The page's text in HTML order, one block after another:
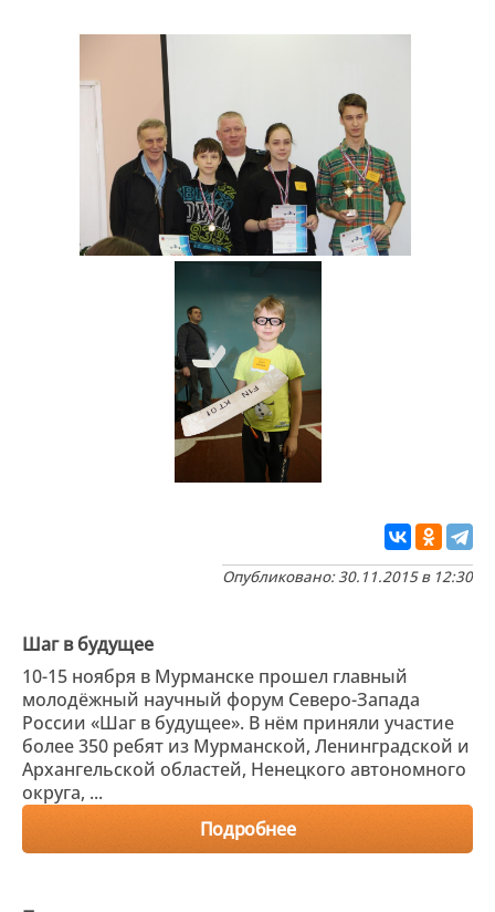
Опубликовано: 30.11.2015 в 12:30
Шаг в будущее
10-15 ноября в Мурманске прошел главный
молодёжный научный форум Северо-Запада
России «Шаг в будущее». В нём приняли участие
более 350 ребят из Мурманской, Ленинградской и
Архангельской областей, Ненецкого автономного
округа, ...
Подробнее